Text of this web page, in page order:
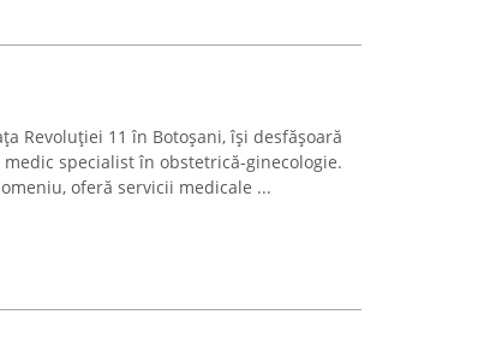
Revoluției 11 în Botoșani, își desfășoară
specialist în obstetrică-ginecologie.
oferă servicii medicale ...